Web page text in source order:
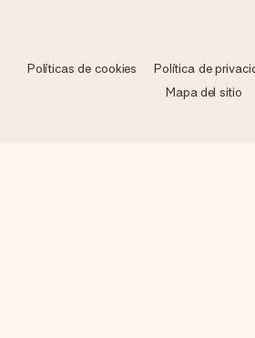
Políticas de cookies Política de
Mapa del sitio